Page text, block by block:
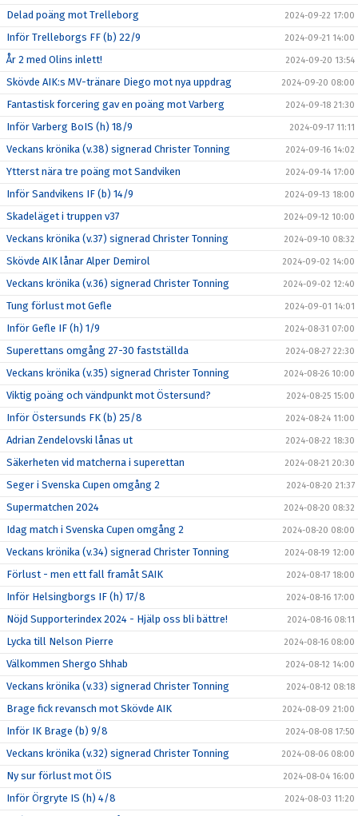
Delad poäng mot Trelleborg 2024-09-22 17:00
Inför Trelleborgs FF (b) 22/9 2024-09-21 14:00
År 2 med Olins inlett! 2024-09-20 13:54
Skövde AIK:s MV-tränare Diego mot nya uppdrag 2024-09-20 08:00
Fantastisk forcering gav en poäng mot Varberg 2024-09-18 21:30
Inför Varberg BoIS (h) 18/9 2024-09-17 11:11
Veckans krönika (v.38) signerad Christer Tonning 2024-09-16 14:02
Ytterst nära tre poäng mot Sandviken 2024-09-14 17:00
Inför Sandvikens IF (b) 14/9 2024-09-13 18:00
Skadeläget i truppen v37 2024-09-12 10:00
Veckans krönika (v.37) signerad Christer Tonning 2024-09-10 08:32
Skövde AIK lånar Alper Demirol 2024-09-02 14:00
Veckans krönika (v.36) signerad Christer Tonning 2024-09-02 12:40
Tung förlust mot Gefle 2024-09-01 14:01
Inför Gefle IF (h) 1/9 2024-08-31 07:00
Superettans omgång 27-30 fastställda 2024-08-27 22:30
Veckans krönika (v.35) signerad Christer Tonning 2024-08-26 10:00
Viktig poäng och vändpunkt mot Östersund? 2024-08-25 15:00
Inför Östersunds FK (b) 25/8 2024-08-24 11:00
Adrian Zendelovski lånas ut 2024-08-22 18:30
Säkerheten vid matcherna i superettan 2024-08-21 20:30
Seger i Svenska Cupen omgång 2 2024-08-20 21:37
Supermatchen 2024 2024-08-20 08:32
Idag match i Svenska Cupen omgång 2 2024-08-20 08:00
Veckans krönika (v.34) signerad Christer Tonning 2024-08-19 12:00
Förlust - men ett fall framåt SAIK 2024-08-17 18:00
Inför Helsingborgs IF (h) 17/8 2024-08-16 17:00
Nöjd Supporterindex 2024 - Hjälp oss bli bättre! 2024-08-16 08:11
Lycka till Nelson Pierre 2024-08-16 08:00
Välkommen Shergo Shhab 2024-08-12 14:00
Veckans krönika (v.33) signerad Christer Tonning 2024-08-12 08:18
Brage fick revansch mot Skövde AIK 2024-08-09 21:00
Inför IK Brage (b) 9/8 2024-08-08 17:50
Veckans krönika (v.32) signerad Christer Tonning 2024-08-06 08:00
Ny sur förlust mot ÖIS 2024-08-04 16:00
Inför Örgryte IS (h) 4/8 2024-08-03 11:20